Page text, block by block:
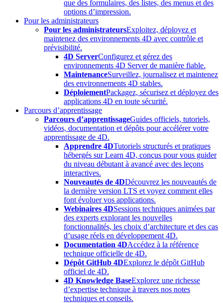
que des formulaires, des listes, des menus et des
options d’impression.
Pour les administrateurs
Pour les administrateursExploitez, déployez et
maintenez des environnements 4D avec contrôle et
prévisibilité.
4D ServerConfigurez et gérez des
environnements 4D Server de manière fiable.
MaintenanceSurveillez, journalisez et maintenez
des environnements 4D stables.
DéploiementPackagez, sécurisez et déployez des
applications 4D en toute sécurité.
Parcours d’apprentissage
Parcours d’apprentissageGuides officiels, tutoriels,
vidéos, documentation et dépôts pour accélérer votre
apprentissage de 4D.
Apprendre 4DTutoriels structurés et pratiques
hébergés sur Learn 4D, conçus pour vous guider
du niveau débutant à avancé avec des leçons
interactives.
Nouveautés de 4DDécouvrez les nouveautés de
la dernière version LTS et voyez comment elles
font évoluer vos applications.
Webinaires 4DSessions techniques animées par
des experts explorant les nouvelles
fonctionnalités, les choix d’architecture et des cas
d’usage réels en développement 4D.
Documentation 4DAccédez à la référence
technique officielle de 4D.
Dépôt GitHub 4DExplorez le dépôt GitHub
officiel de 4D.
4D Knowledge BaseExplorez une richesse
d’expertise technique à travers nos notes
techniques et conseils.